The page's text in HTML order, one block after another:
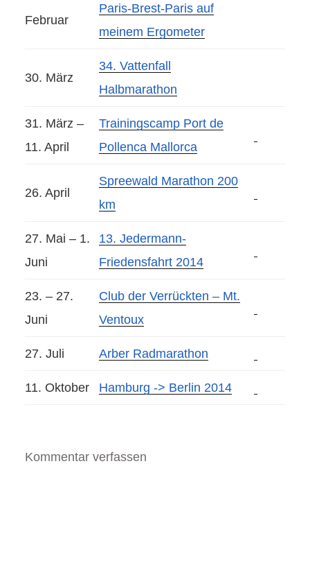
Februar
Paris-Brest-Paris auf
meinem Ergometer
30. März
34. Vattenfall
Halbmarathon
31. März –
11. April
Trainingscamp Port de
Pollenca Mallorca
26. April
Spreewald Marathon 200
km
27. Mai – 1.
Juni
13. Jedermann-
Friedensfahrt 2014
23. – 27.
Juni
Club der Verrückten – Mt.
Ventoux
27. Juli Arber Radmarathon
11. Oktober Hamburg -> Berlin 2014
Kommentar verfassen